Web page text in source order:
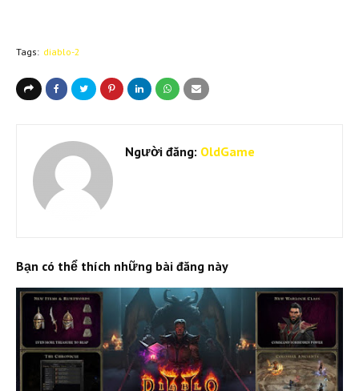
Tags: diablo-2
Người đăng: OldGame
Bạn có thể thích những bài đăng này